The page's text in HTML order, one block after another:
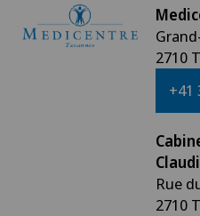
2710
+41
Rue
2710